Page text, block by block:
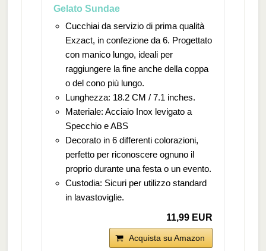
Gelato Sundae
Cucchiai da servizio di prima qualità
Exzact, in confezione da 6. Progettato
con manico lungo, ideali per
raggiungere la fine anche della coppa
o del cono più lungo.
Lunghezza: 18.2 CM / 7.1 inches.
Materiale: Acciaio Inox levigato a
Specchio e ABS
Decorato in 6 differenti colorazioni,
perfetto per riconoscere ognuno il
proprio durante una festa o un evento.
Custodia: Sicuri per utilizzo standard
in lavastoviglie.
11,99 EUR
Acquista su Amazon